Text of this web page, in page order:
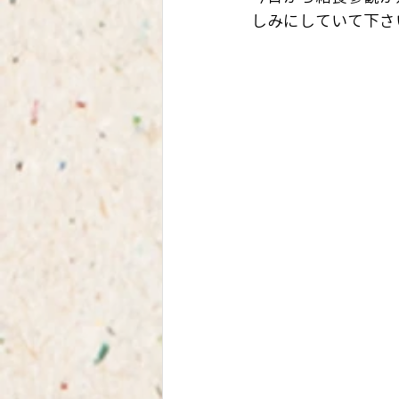
しみにしていて下